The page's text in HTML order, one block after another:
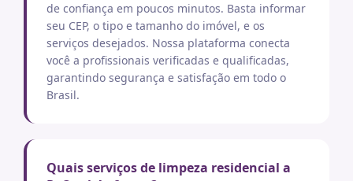
de confiança em poucos minutos. Basta informar
seu CEP, o tipo e tamanho do imóvel, e os
serviços desejados. Nossa plataforma conecta
você a profissionais verificadas e qualificadas,
garantindo segurança e satisfação em todo o
Brasil.
Quais serviços de limpeza residencial a